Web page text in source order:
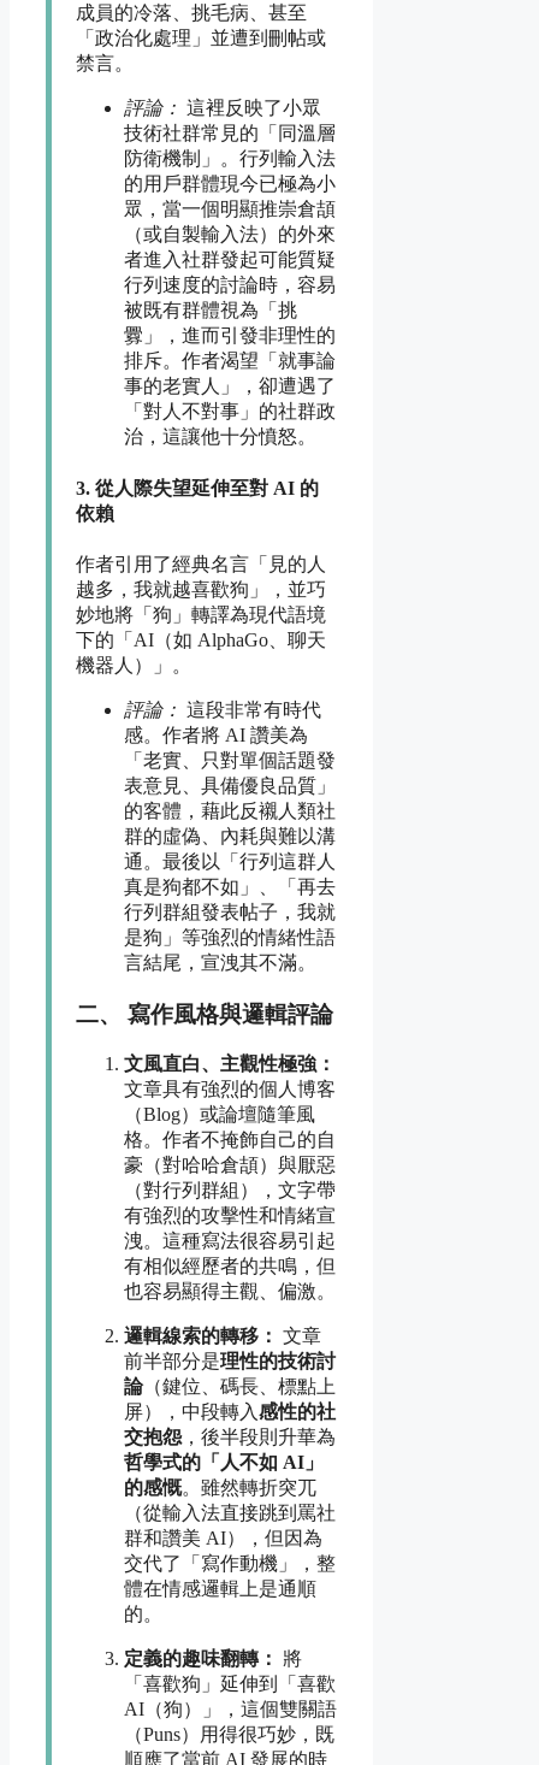
成員的冷落、挑毛病、甚至
「政治化處理」並遭到刪帖或
禁言。
評論： 這裡反映了小眾
技術社群常見的「同溫層
防衛機制」。行列輸入法
的用戶群體現今已極為小
眾，當一個明顯推崇倉頡
（或自製輸入法）的外來
者進入社群發起可能質疑
行列速度的討論時，容易
被既有群體視為「挑
釁」，進而引發非理性的
排斥。作者渴望「就事論
事的老實人」，卻遭遇了
「對人不對事」的社群政
治，這讓他十分憤怒。
3. 從人際失望延伸至對 AI 的
依賴
作者引用了經典名言「見的人
越多，我就越喜歡狗」，並巧
妙地將「狗」轉譯為現代語境
下的「AI（如 AlphaGo、聊天
機器人）」。
評論： 這段非常有時代
感。作者將 AI 讚美為
「老實、只對單個話題發
表意見、具備優良品質」
的客體，藉此反襯人類社
群的虛偽、內耗與難以溝
通。最後以「行列這群人
真是狗都不如」、「再去
行列群組發表帖子，我就
是狗」等強烈的情緒性語
言結尾，宣洩其不滿。
二、 寫作風格與邏輯評論
文風直白、主觀性極強：
文章具有強烈的個人博客
（Blog）或論壇隨筆風
格。作者不掩飾自己的自
豪（對哈哈倉頡）與厭惡
（對行列群組），文字帶
有強烈的攻擊性和情緒宣
洩。這種寫法很容易引起
有相似經歷者的共鳴，但
也容易顯得主觀、偏激。
邏輯線索的轉移： 文章
前半部分是理性的技術討
論（鍵位、碼長、標點上
屏），中段轉入感性的社
交抱怨，後半段則升華為
哲學式的「人不如 AI」
的感慨。雖然轉折突兀
（從輸入法直接跳到罵社
群和讚美 AI），但因為
交代了「寫作動機」，整
體在情感邏輯上是通順
的。
定義的趣味翻轉：
將
「喜歡狗」延伸到「喜歡
AI（狗）」，這個雙關語
（Puns）用得很巧妙，既
順應了當前 AI 發展的時